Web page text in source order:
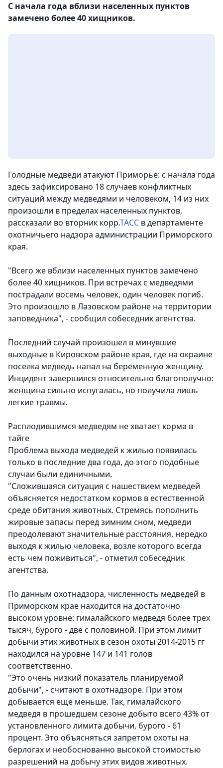
С начала года вблизи населенных пунктов
замечено более 40 хищников.
Голодные медведи атакуют Приморье: с начала года
здесь зафиксировано 18 случаев конфликтных
ситуаций между медведями и человеком, 14 из них
произошли в пределах населенных пунктов,
рассказали во вторник корр.ТАСС в департаменте
охотничьего надзора администрации Приморского
края.
"Всего же вблизи населенных пунктов замечено
более 40 хищников. При встречах с медведями
пострадали восемь человек, один человек погиб.
Это произошло в Лазовском районе на территории
заповедника", - сообщил собеседник агентства.
Последний случай произошел в минувшие
выходные в Кировском районе края, где на окраине
поселка медведь напал на беременную женщину.
Инцидент завершился относительно благополучно:
женщина сильно испугалась, но получила лишь
легкие травмы.
Расплодившимся медведям не хватает корма в
тайге
Проблема выхода медведей к жилью появилась
только в последние два года, до этого подобные
случаи были единичными.
"Сложившаяся ситуация с нашествием медведей
объясняется недостатком кормов в естественной
среде обитания животных. Стремясь пополнить
жировые запасы перед зимним сном, медведи
преодолевают значительные расстояния, нередко
выходя к жилью человека, возле которого всегда
есть чем поживиться", - отметил собеседник
агентства.
По данным охотнадзора, численность медведей в
Приморском крае находится на достаточно
высоком уровне: гималайского медведя более трех
тысяч, бурого - две с половиной. При этом лимит
добычи этих животных в сезон охоты 2014-2015 гг
находился на уровне 147 и 141 голов
соответственно.
"Это очень низкий показатель планируемой
добычи", - считают в охотнадзоре. При этом
добывается еще меньше. Так, гималайского
медведя в прошедшем сезоне добыто всего 43% от
установленного лимита добычи, бурого - 61
процент. Это объясняться запретом охоты на
берлогах и необоснованно высокой стоимостью
разрешений на добычу этих видов животных.